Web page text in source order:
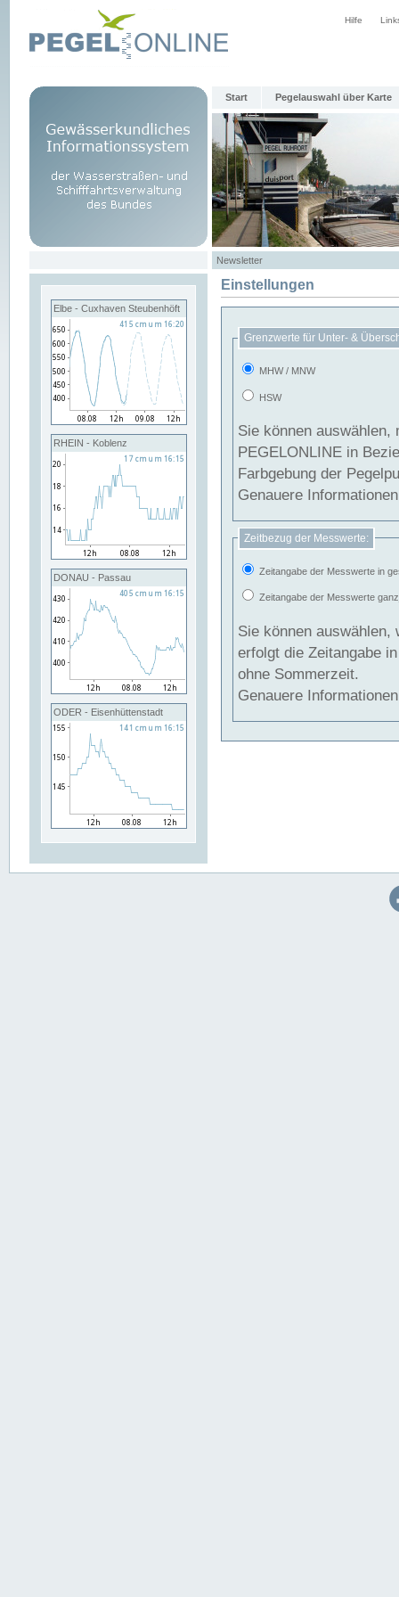
Hilfe
Start Pegelauswahl über Karte
Newsletter
Elbe - Cuxhaven Steubenhöft
RHEIN - Koblenz
DONAU - Passau
ODER - Eisenhüttenstadt
Einstellungen
Grenzwerte für Unter- &
MHW / MNW
HSW
Sie können
PEGELONLINE in Beziehung
Farbgebung der
Genauere
Zeitbezug der Messwerte:
Zeitangabe der Messwerte in
Zeitangabe der Messwerte
Sie können auswählen,
erfolgt die Zeitangabe
ohne Sommerzeit.
Genauere